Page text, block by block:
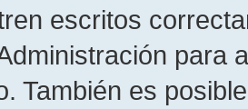
escritos
para
También es